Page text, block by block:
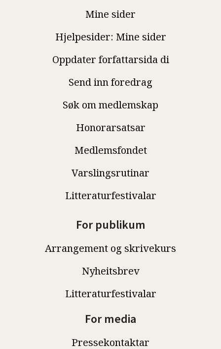
Mine sider
Hjelpesider: Mine sider
Oppdater forfattarsida di
Send inn foredrag
Søk om medlemskap
Honorarsatsar
Medlemsfondet
Varslingsrutinar
Litteraturfestivalar
For publikum
Arrangement og skrivekurs
Nyheitsbrev
Litteraturfestivalar
For media
Pressekontaktar